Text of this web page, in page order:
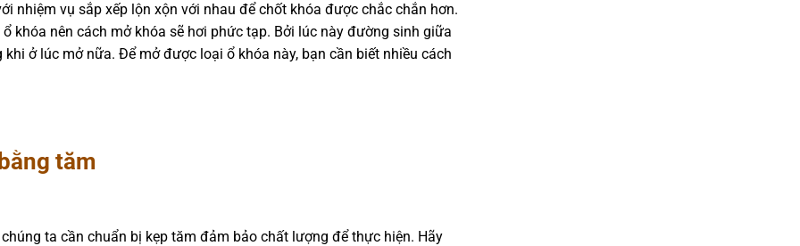
nhiệm vụ sắp xếp lộn xộn với nhau để chốt khóa được chắc chắn hơn.
khóa nên cách mở khóa sẽ hơi phức tạp. Bởi lúc này đường sinh giữa
ở lúc mở nữa. Để mở được loại ổ khóa này, bạn cần biết nhiều cách
tăm
ta cần chuẩn bị kẹp tăm đảm bảo chất lượng để thực hiện. Hãy